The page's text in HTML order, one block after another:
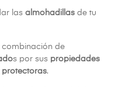
las almohadillas de tu
de
s por sus propiedades
protectoras.